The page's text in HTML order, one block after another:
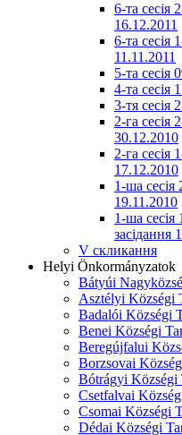
6-та сесія
16.12.2011
6-та сесія
11.11.2011
5-та сесія
4-та сесія
3-тя сесія
2-га сесія
30.12.2010
2-га сесія
17.12.2010
1-ша сесія
19.11.2010
1-ша сесія
засідання
V скликання
Helyi Önkormányzatok
Bátyúi
Asztélyi Községi
Badalói Községi
Benei Községi
Beregújfalui
Borzsovai
Bótrágyi Községi
Csetfalvai
Csomai Községi
Dédai Községi